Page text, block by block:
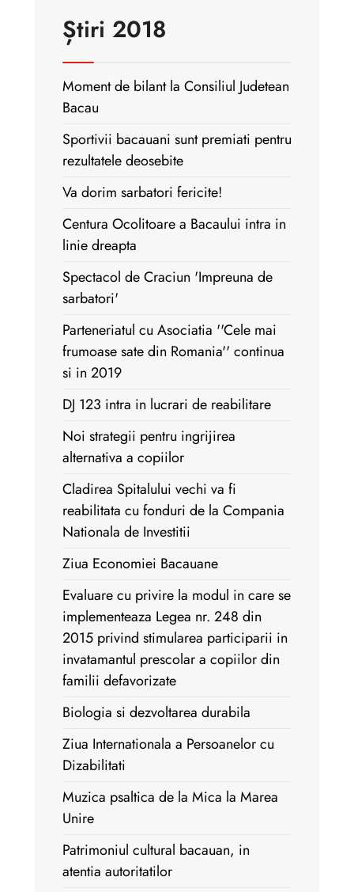
Știri 2018
Moment de bilant la Consiliul Judetean
Bacau
Sportivii bacauani sunt premiati pentru
rezultatele deosebite
Va dorim sarbatori fericite!
Centura Ocolitoare a Bacaului intra in
linie dreapta
Spectacol de Craciun 'Impreuna de
sarbatori'
Parteneriatul cu Asociatia ''Cele mai
frumoase sate din Romania'' continua
si in 2019
DJ 123 intra in lucrari de reabilitare
Noi strategii pentru ingrijirea
alternativa a copiilor
Cladirea Spitalului vechi va fi
reabilitata cu fonduri de la Compania
Nationala de Investitii
Ziua Economiei Bacauane
Evaluare cu privire la modul in care se
implementeaza Legea nr. 248 din
2015 privind stimularea participarii in
invatamantul prescolar a copiilor din
familii defavorizate
Biologia si dezvoltarea durabila
Ziua Internationala a Persoanelor cu
Dizabilitati
Muzica psaltica de la Mica la Marea
Unire
Patrimoniul cultural bacauan, in
atentia autoritatilor